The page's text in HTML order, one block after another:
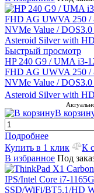
Быстрый просмотр
HP 240 G9 / UMA i3-
FHD AG UWVA 250 /
NVMe Value /
Asteroid Silver with
В
Подробнее
Купить в 1 клик
К
В избранное Под